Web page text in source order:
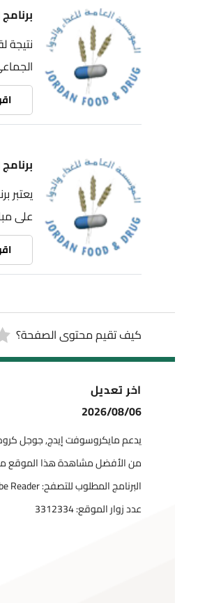
برنامج الثقة
نتيجة لقيام
الجماعي بتوفير
برنامج التاجر
يعتبر برنامج
على مبادئ إدارة
كيف تقيم محتوى الصفحة؟
اخر تعديل
2026/08/06
يدعم مايكروسوفت إيدج, جوجل كروم,
من الأفضل مشاهدة هذا الموقع من خلال شاشة 768 ×
البرنامج المطلوب للتصفح: Adobe Reader
عدد زوار الموقع:3312334